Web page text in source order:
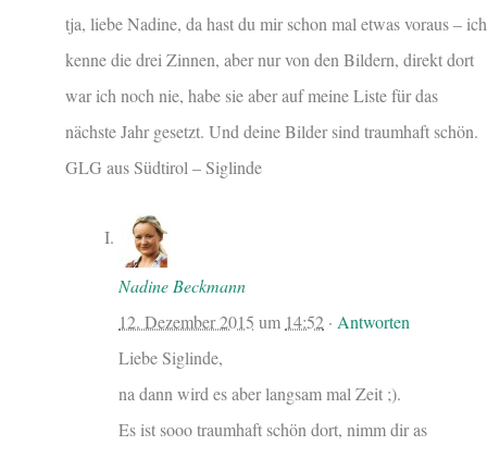
tja, liebe Nadine, da hast du mir schon mal etwas voraus – ich
kenne die drei Zinnen, aber nur von den Bildern, direkt dort
war ich noch nie, habe sie aber auf meine Liste für das
nächste Jahr gesetzt. Und deine Bilder sind traumhaft schön.
GLG aus Südtirol – Siglinde
Nadine Beckmann
12. Dezember 2015 um 14:52 · Antworten
Liebe Siglinde,
na dann wird es aber langsam mal Zeit ;).
Es ist sooo traumhaft schön dort, nimm dir as